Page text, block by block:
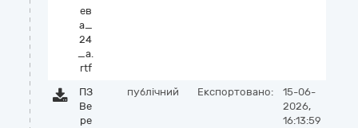
ев
а_
24
_а.
rtf
ПЗ
Ве
ре
публічний Експортовано:
15-06-
2026,
16:13:59